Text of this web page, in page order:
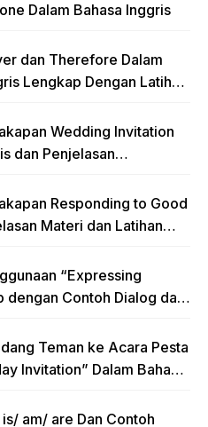
Dalam Bahasa Inggris
dan Therefore Dalam
Lengkap Dengan Latihan
Wedding Invitation
dan Penjelasan
Responding to Good
Materi dan Latihan
“Expressing
dengan Contoh Dialog dan
Teman ke Acara Pesta
Invitation” Dalam Bahasa
am/ are Dan Contoh